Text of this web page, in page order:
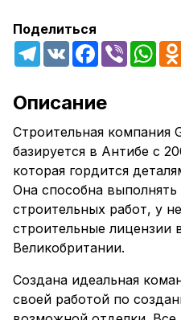
Поделиться
Telegram
VK Facebook
Viber
Описание
Строительная компания
базируется в Антибе с
которая гордится
Она способна
строительных работ, у
строительные лицензии
Великобритании.
Создана идеальная
своей работой по